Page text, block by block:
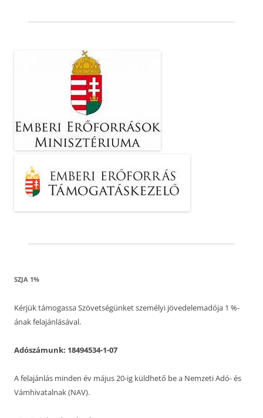
SZJA 1%
Kérjük támogassa Szövetségünket személyi jövedelemadója 1 %-
ának felajánlásával.
Adószámunk: 18494534-1-07
A felajánlás minden év május 20-ig küldhető be a Nemzeti Adó- és
Vámhivatalnak (NAV).